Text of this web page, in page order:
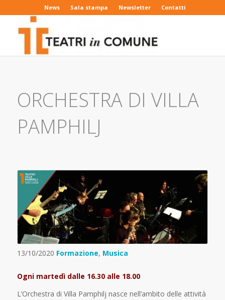
News Sala stampa Newsletter Contatti
ORCHESTRA DI VILLA
PAMPHILJ
13/10/2020 Formazione, Musica
Ogni martedì dalle 16.30 alle 18.00
L’Orchestra di Villa Pamphilj nasce nell’ambito delle attività